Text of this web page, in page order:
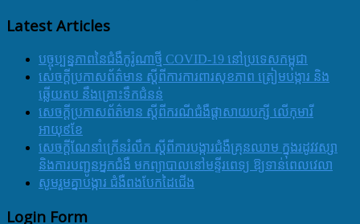
Latest Articles
បច្ចុប្បន្នភាពនៃជំងឺកូរ៉ូណាថ្មី COVID-19 នៅប្រទេសកម្ពុជា
សេចក្តីប្រកាសព័ត៌មាន ស្តីពីការការពារសុខភាព ត្រៀមបង្ការ និង
ឆ្លើយតប នឹងគ្រោះទឹកជំនន់
សេចក្តីប្រកាសព័ត៌មាន ស្តីពីករណីជំងឺផ្តាសាយបក្សី លើកុមារី
អាយុ៩ខែ
សេចក្ដីណែនាំក្រើនរំលឹក ស្ដីពីការបង្ការជំងឺគ្រុនឈាម ក្នុងរដូវវស្សា
និងការបញ្ជូនអ្នកជំងឺ មកព្យាបាលនៅមន្ទីរពេទ្យ ឱ្យទាន់ពេលវេលា
សូមរួមគ្នាបង្ការ ជំងឺពងបែកដៃជើង
Login Form